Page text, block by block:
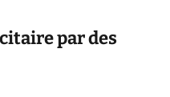
par des